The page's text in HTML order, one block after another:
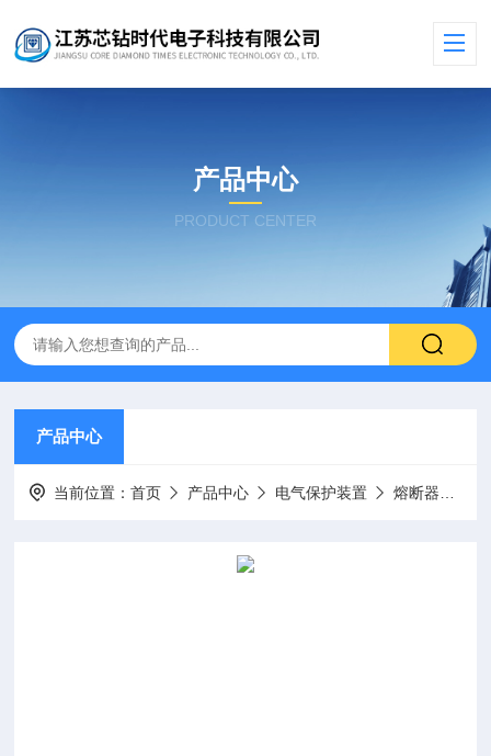
产品中心
PRODUCT CENTER
产品中心
当前位置：首页 产品中心 电气保护装置 熔断器